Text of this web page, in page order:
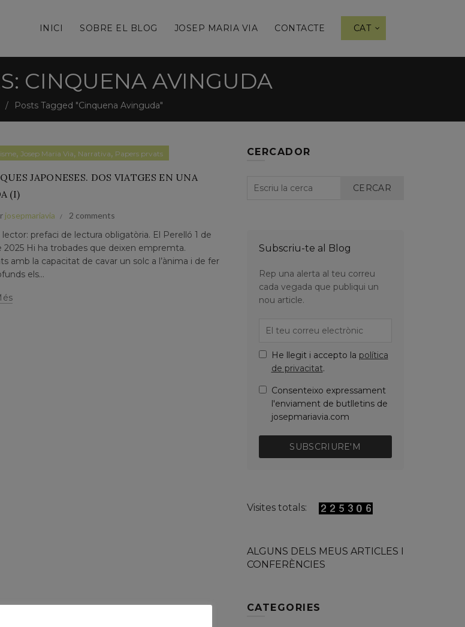
INICI SOBRE EL BLOG JOSEP MARIA VIA CONTACTE CAT
CINQUENA AVINGUDA
Posts Tagged "Cinquena Avinguda"
,Josep Maria Via, Narrativa, Papers prvats
JAPONESES. DOS VIATGES EN UNA
(I)
josepmariavia 2 comments
prefaci de lectura obligatòria. El Perelló 1 de
2025 Hi ha trobades que deixen empremta.
amb la capacitat de cavar un solc a l’ànima i de fer
els...
CERCADOR
CERCAR
Subscriu-te al Blog
Rep una alerta al teu correu
cada vegada que publiqui un
nou article.
He llegit i accepto la política
de privacitat.
Consenteixo expressament
l'enviament de butlletins de
josepmariavia.com
SUBSCRIURE'M
Visites totals:
ALGUNS DELS MEUS ARTICLES I
CONFERÈNCIES
CATEGORIES